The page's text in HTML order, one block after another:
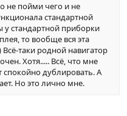
не пойми чего и не
стандартной
у стандартной приборки
то вообще вся эта
таки родной навигатор
Хотя..... Всё, что мне
дублировать. А
Но это лично мне.